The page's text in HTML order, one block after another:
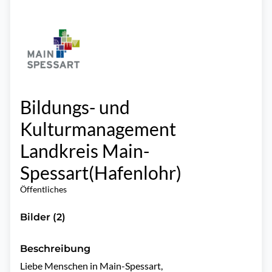
Bildungs- und
Kulturmanagement
Landkreis Main-
Spessart(Hafenlohr)
Öffentliches
Bilder (2)
Beschreibung
Liebe Menschen in Main-Spessart,